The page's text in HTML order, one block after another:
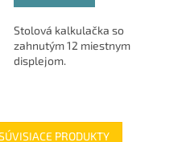
Stolová kalkulačka so
zahnutým 12 miestnym
displejom.
PRODUKTY